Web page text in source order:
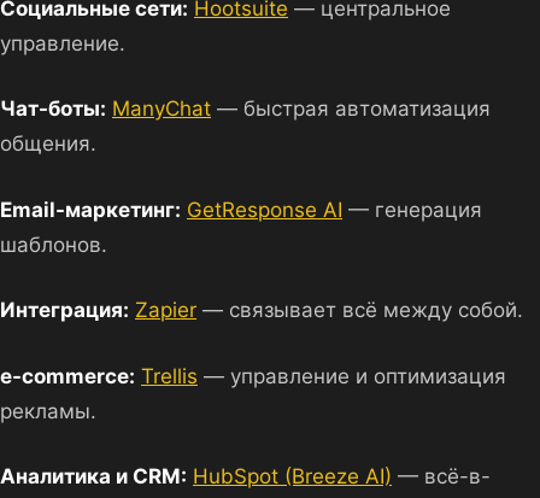
Социальные сети: Hootsuite — центральное
управление.
Чат-боты: ManyChat — быстрая автоматизация
общения.
Email-маркетинг: GetResponse AI — генерация
шаблонов.
Интеграция: Zapier — связывает всё между собой.
e-commerce: Trellis — управление и оптимизация
рекламы.
Аналитика и CRM: HubSpot (Breeze AI) — всё-в-